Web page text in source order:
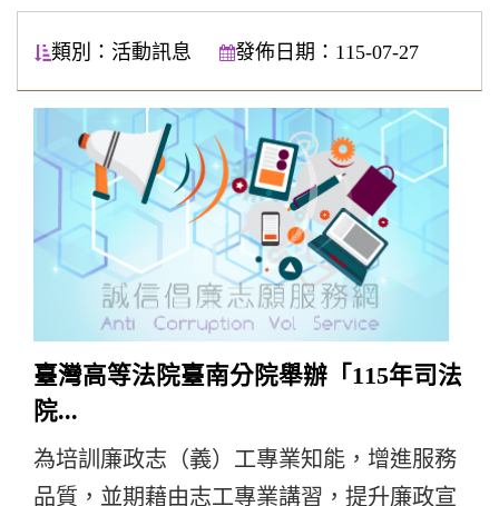
類別：活動訊息 發佈日期：115-07-27
臺灣高等法院臺南分院舉辦「115年司法
院...
為培訓廉政志（義）工專業知能，增進服務
品質，並期藉由志工專業講習，提升廉政宣